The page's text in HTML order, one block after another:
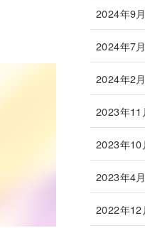
2024年9月
2024年7月
2024年2月
2023年11
2023年10
2023年4月
2022年12